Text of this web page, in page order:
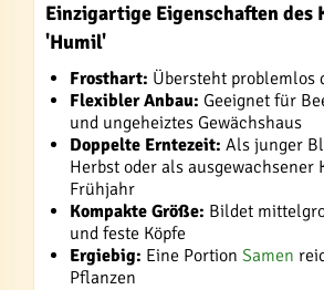
Einzigartige Eigenschaften des
'Humil'
Frosthart: Übersteht problemlos
Flexibler Anbau: Geeignet für
und ungeheiztes Gewächshaus
Doppelte Erntezeit: Als junger
Herbst oder als ausgewachsener
Frühjahr
Kompakte Größe: Bildet
und feste Köpfe
Ergiebig: Eine Portion Samen
Pflanzen